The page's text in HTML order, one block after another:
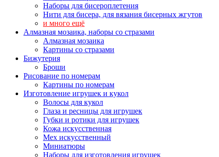
Наборы для бисероплетения
Нити для бисера, для вязания бисерных жгутов
и много ещё
Алмазная мозаика, наборы со стразами
Алмазная мозаика
Картины co стразами
Бижутерия
Броши
Рисование по номерам
Картины по номерам
Изготовление игрушек и кукол
Волосы для кукол
Глаза и ресницы для игрушек
Губки и ротики для игрушек
Кожа искусственная
Мех искусственный
Миниатюры
Наборы для изготовления игрушек